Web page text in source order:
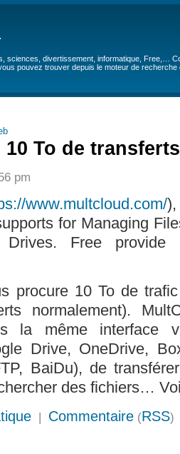
sciences, divertissement, informatique, Free,…
pouvez trouver depuis le moteur de recherche
To de
pm
www.multcloud.com/
for Managing
Drives. Free
procure 10 To de
normalement).
la même interface
Drive, OneDrive,
BaiDu), de
des fichiers…
| Commentaire (RSS